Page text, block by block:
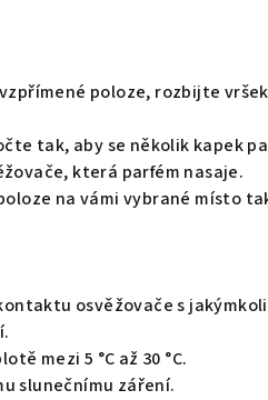
poloze, rozbijte
tak, aby se několik kapek
která parfém nasaje.
na vámi vybrané místo
osvěžovače s
mezi 5 °C až 30 °C.
slunečnímu záření.